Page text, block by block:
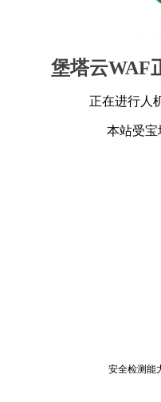
堡塔云WAF
正在进行人
本站受宝
安全检测能